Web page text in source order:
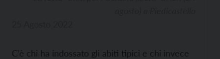
C’è chi ha indossato gli abiti tipici e chi invece